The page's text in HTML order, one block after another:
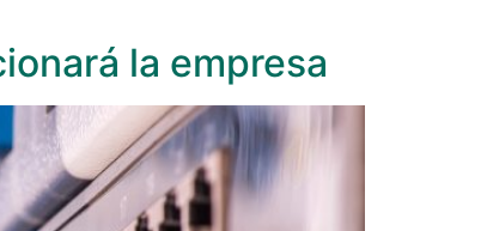
la empresa